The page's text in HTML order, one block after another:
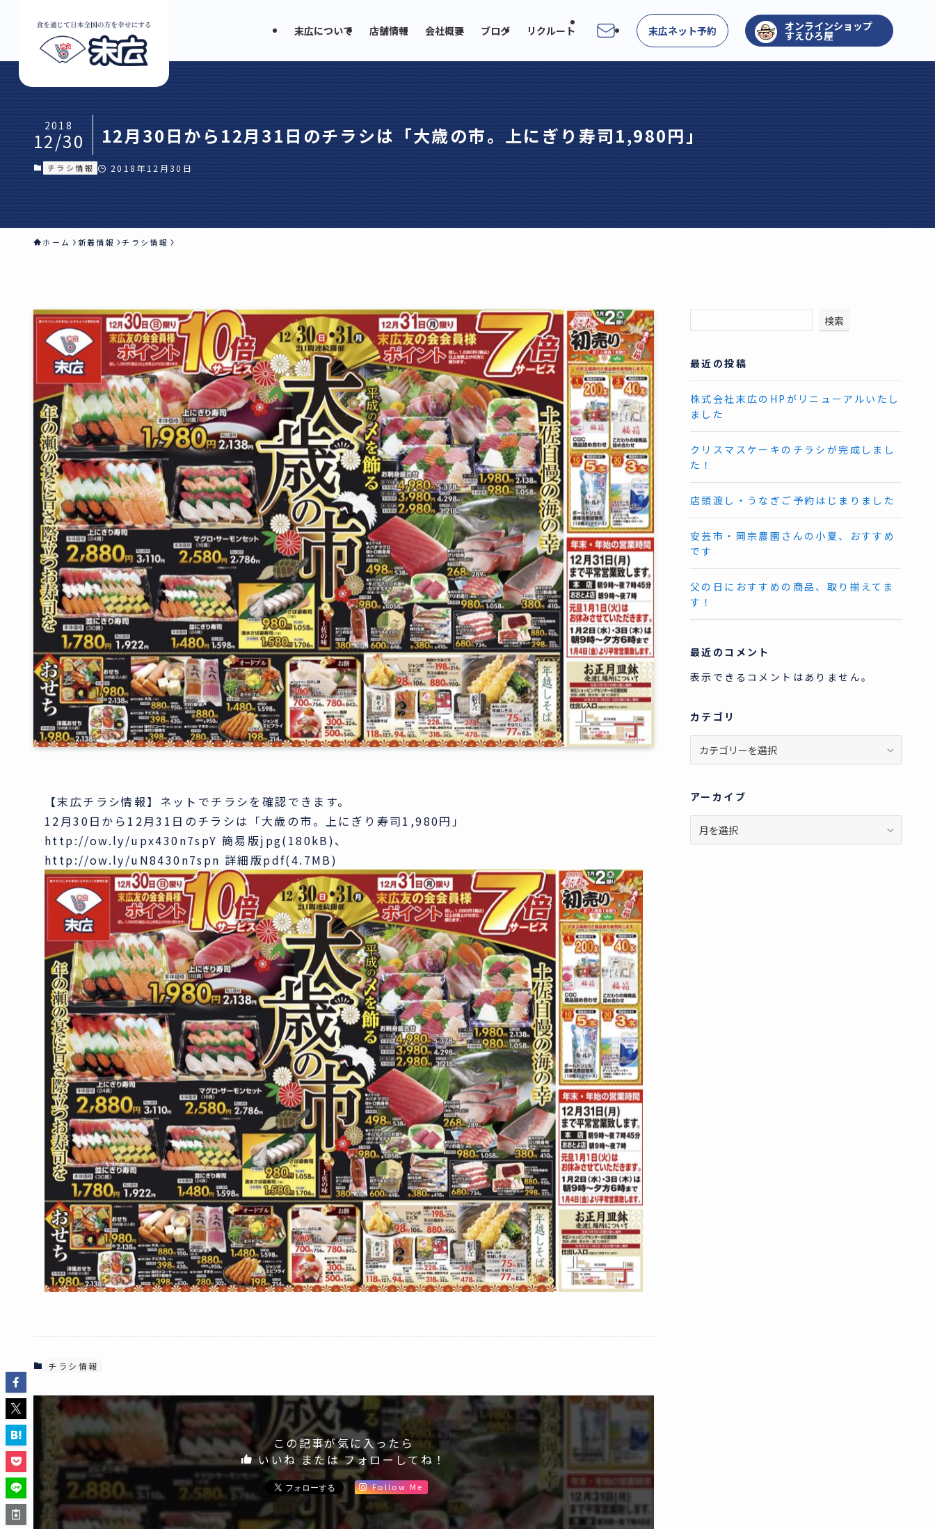
末広について 店舗情報 会社概要 ブログ リクルート
お問い合わせ
末広ネット予約 すえひろ屋
12月30日から12月31日のチラシは「大歳の市。上にぎり寿司1,980円」
2018
12/30
チラシ情報 2018年12月30日
ホーム 新着情報 チラシ情報
【末広チラシ情報】ネットでチラシを確認できます。
12月30日から12月31日のチラシは「大歳の市。上にぎり寿司1,980円」
http://ow.ly/upx430n7spY 簡易版jpg(180kB)、
http://ow.ly/uN8430n7spn 詳細版pdf(4.7MB)
チラシ情報
この記事が気に入ったら
いいね または フォローしてね！
Follow Me
検索
最近の投稿
株式会社末広のHPがリニューアルいたし
ました
クリスマスケーキのチラシが完成しまし
た！
店頭渡し・うなぎご予約はじまりました
安芸市・岡宗農園さんの小夏、おすすめ
です
父の日におすすめの商品、取り揃えてま
す！
最近のコメント
表示できるコメントはありません。
カテゴリ
テ
アーカイブ
ー